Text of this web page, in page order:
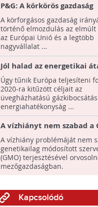
P&G: A körkörös gazdaság
megteremtése az egyetlen
A körforgásos gazdaság
történő elmozdulás az elmúlt
az Európai Unió és a legtöbb
nagyvállalat ...
Jól halad az energetikai
Európában
Úgy tűnik Európa teljesíteni
2020-ra kitűzött céljait az
üvegházhatású
energiahatékonyság ...
A vízhiányt nem szabad a
terjesztésével orvosolni!
A vízhiány problémáját nem
genetikailag módosított
(GMO) terjesztésével
mezőgazdaságban.
Kapcsolódó